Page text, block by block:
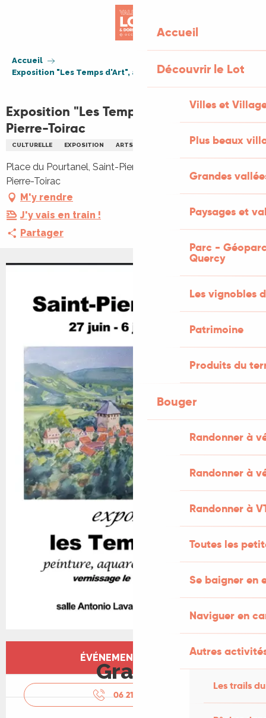
Accueil
Découvrir le Lot
Villes et
Plus beaux
Grandes
Paysages et
Parc -
Quercy
Les vignobles
Patrimoine
Produits du
Bouger
Randonner à
Randonner à
Randonner à
Toutes les
Se baigner en
Naviguer en
Autres
Les trails
Accueil
Exposition "Les Temps d'Art", à Saint-Pierre-Toirac
Exposition "Les Temps d'Art", à Saint-
Pierre-Toirac
CULTURELLE EXPOSITION ARTS
Place du Pourtanel, Saint-Pierre-Toirac, 46160 Saint-
Pierre-Toirac
M'y rendre
J'y vais en train !
Partager
Ouverture et coordonnées
ÉVÉNEMENT TERMINÉ
Gratuit
06 21 90 59